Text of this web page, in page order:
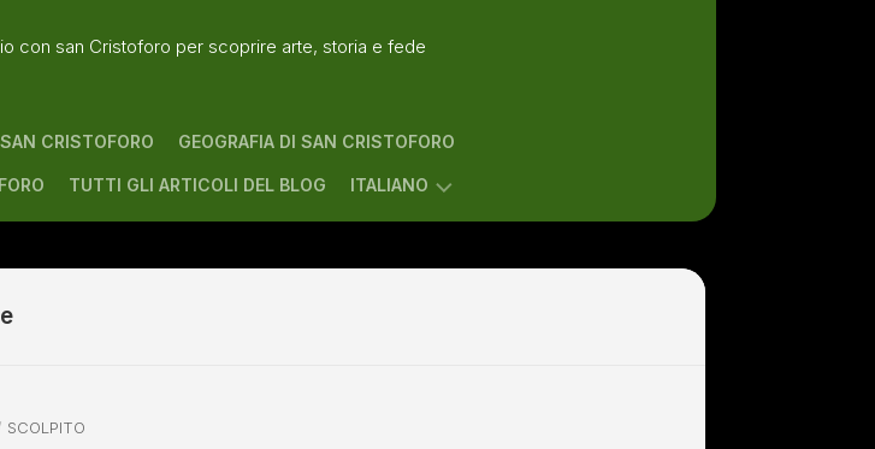
con san Cristoforo per scoprire arte, storia e fede
CRISTOFORO GEOGRAFIA DI SAN CRISTOFORO
TUTTI GLI ARTICOLI DEL BLOG ITALIANO
SCOLPITO